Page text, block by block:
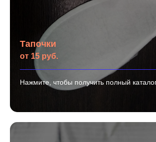
Тапочки
от 15 руб.
Нажмите, чтобы получить полный